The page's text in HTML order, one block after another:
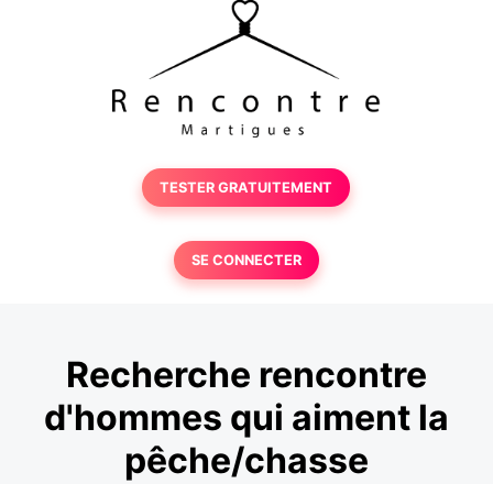
TESTER GRATUITEMENT
SE CONNECTER
Recherche rencontre
d'hommes qui aiment la
pêche/chasse